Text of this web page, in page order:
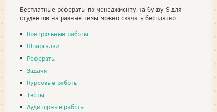
Бесплатные рефераты по менеджменту на букву S для
студентов на разные темы можно скачать бесплатно.
Контрольные работы
Шпаргалки
Рефераты
Задачи
Курсовые работы
Тесты
Аудиторные работы